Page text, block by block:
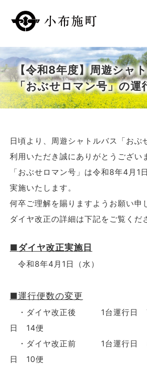
【令和8年度】周遊シャ
「おぶせロマン号」の運
日頃より、周遊シャトルバス「おぶ
利用いただき誠にありがとうござい
「おぶせロマン号」は令和8年4月1
実施いたします。
何卒ご理解を賜りますようお願い申
ダイヤ改正の詳細は下記をご覧くだ
■ダイヤ改正実施日
令和8年4月1日（水）
■運行便数の変更
・ダイヤ改正後 1台運行
日 14便
・ダイヤ改正前 1台運行
日 10便